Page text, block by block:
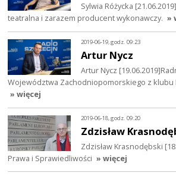
Sylwia Różycka
teatralna i zarazem producent wykonawczy. »
2019-06-19, godz. 09:23
Artur Nycz
Artur Nycz
Województwa Zachodniopomorskiego z klubu
» więcej
2019-06-18, godz. 09:20
Zdzisław
Zdzisław Krasnodębski
Prawa i Sprawiedliwości » więcej